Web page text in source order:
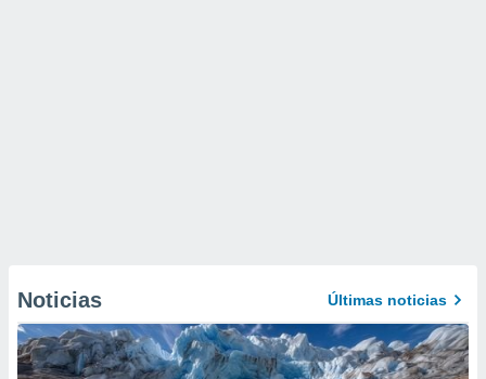
Noticias Últimas noticias